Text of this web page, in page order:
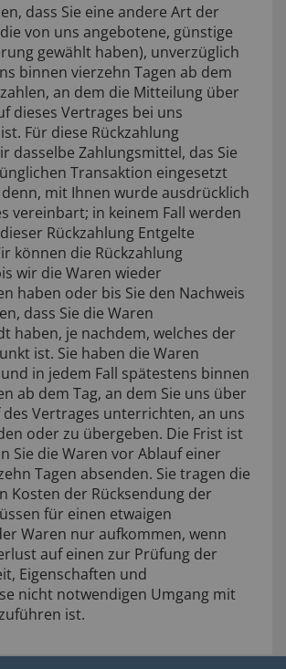
dass Sie eine andere Art der
von uns angebotene, günstige
gewählt haben), unverzüglich
binnen vierzehn Tagen ab dem
an dem die Mitteilung über
dieses Vertrages bei uns
Für diese Rückzahlung
dasselbe Zahlungsmittel, das Sie
Transaktion eingesetzt
denn, mit Ihnen wurde ausdrücklich
vereinbart; in keinem Fall werden
Rückzahlung Entgelte
können die Rückzahlung
wir die Waren wieder
haben oder bis Sie den Nachweis
dass Sie die Waren
haben, je nachdem, welches der
ist. Sie haben die Waren
in jedem Fall spätestens binnen
ab dem Tag, an dem Sie uns über
Vertrages unterrichten, an uns
oder zu übergeben. Die Frist ist
Sie die Waren vor Ablauf einer
Tagen absenden. Sie tragen die
Kosten der Rücksendung der
für einen etwaigen
Waren nur aufkommen, wenn
auf einen zur Prüfung der
Eigenschaften und
nicht notwendigen Umgang mit
ist.